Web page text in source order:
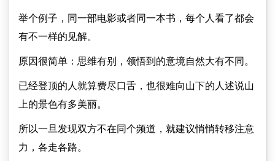
举个例子，同一部电影或者同一本书，每个人看了都会
有不一样的见解。
原因很简单：思维有别，领悟到的意境自然大有不同。
已经登顶的人就算费尽口舌，也很难向山下的人述说山
上的景色有多美丽。
所以一旦发现双方不在同个频道，就建议悄悄转移注意
力，各走各路。